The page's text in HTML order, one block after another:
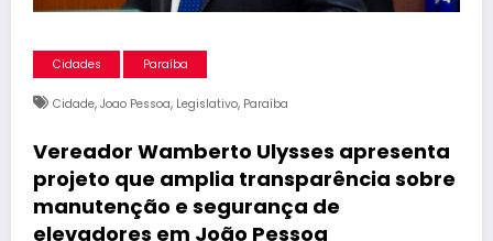
Cidades Paraíba
Cidade, Joao Pessoa, Legislativo, Paraíba
Vereador Wamberto Ulysses apresenta
projeto que amplia transparência sobre
manutenção e segurança de
elevadores em João Pessoa